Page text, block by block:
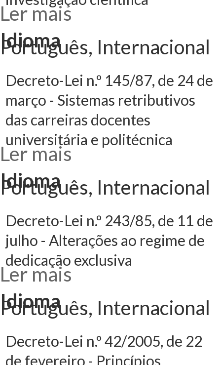
Ler mais
novembro -
Estatuto
remuneratório
do pessoal
docente
universitário e
politécnico e do
pessoal de
investigação
científica
Idioma
Português, Internacional
Decreto-Lei n.º 145/87, de 24 de
março - Sistemas retributivos
das carreiras docentes
universitária e politécnica
Ler mais acerca de
março - Sistemas
retributivos das
carreiras
docentes
universitária e
politécnica
Idioma
Português, Internacional
Decreto-Lei n.º 243/85, de 11 de
julho - Alterações ao regime de
dedicação exclusiva
Ler mais
julho - Alterações
ao regime de
dedicação
exclusiva
Idioma
Português, Internacional
Decreto-Lei n.º 42/2005, de 22
de fevereiro - Princípios